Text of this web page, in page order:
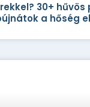
30+
a hőség